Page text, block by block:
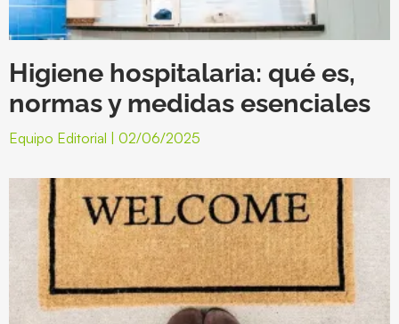
Higiene hospitalaria: qué es,
normas y medidas esenciales
Equipo Editorial 02/06/2025